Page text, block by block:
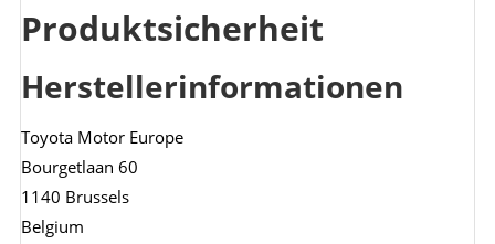
Produktsicherheit
Herstellerinformationen
Toyota Motor Europe
Bourgetlaan 60
1140 Brussels
Belgium